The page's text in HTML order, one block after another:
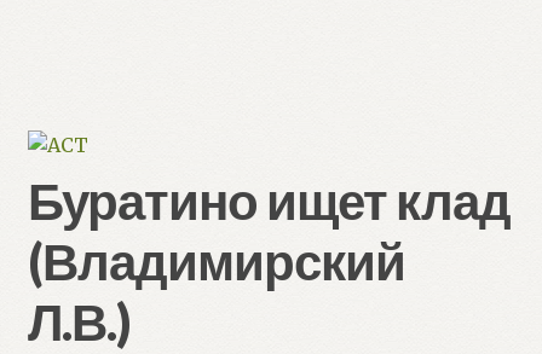
Буратино ищет клад
(Владимирский
Л.В.)